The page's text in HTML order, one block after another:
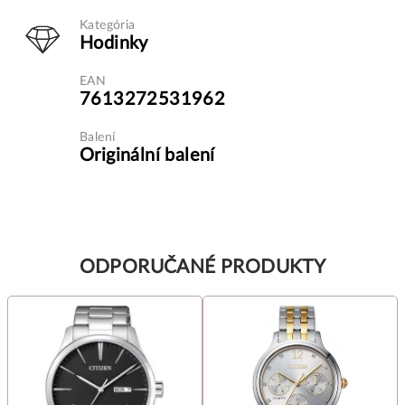
Kategória
Hodinky
EAN
7613272531962
Balení
Originální balení
ODPORUČANÉ PRODUKTY